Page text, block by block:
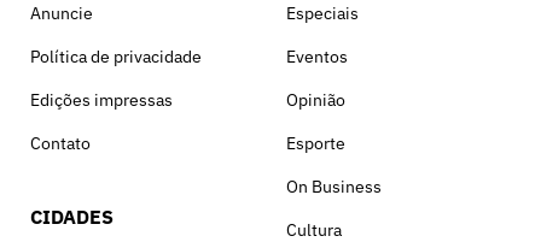
Anuncie
Política de privacidade
Edições impressas
Contato
CIDADES
Especiais
Eventos
Opinião
Esporte
On Business
Cultura